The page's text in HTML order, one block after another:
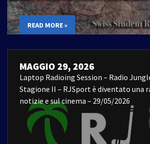
READ MORE »
MAGGIO 29, 2026
Laptop Radioing Session – Radio
Stagione II – RJSport è diventato una
notizie e sul cinema – 29/05/2026